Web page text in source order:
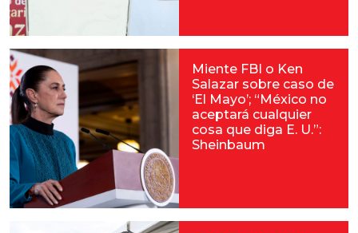
Miente FBI o Ken
Salazar sobre caso de
‘El Mayo’; “México no
aceptará cualquier
cosa que diga E. U.”:
Sheinbaum